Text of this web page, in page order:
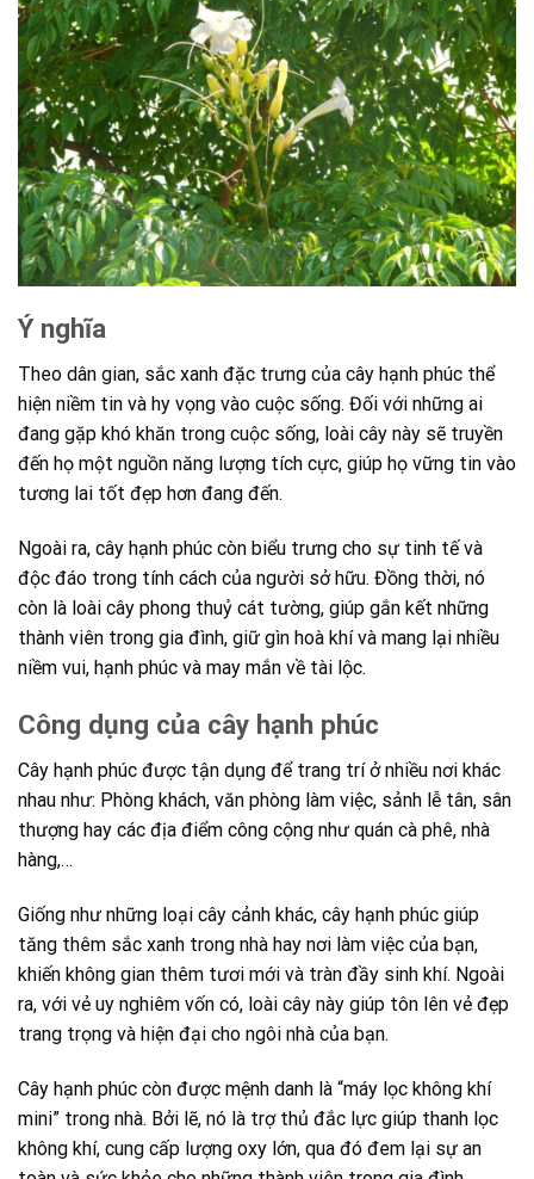
Ý nghĩa
Theo dân gian, sắc xanh đặc trưng của cây hạnh phúc thể
hiện niềm tin và hy vọng vào cuộc sống. Đối với những ai
đang gặp khó khăn trong cuộc sống, loài cây này sẽ truyền
đến họ một nguồn năng lượng tích cực, giúp họ vững tin vào
tương lai tốt đẹp hơn đang đến.
Ngoài ra, cây hạnh phúc còn biểu trưng cho sự tinh tế và
độc đáo trong tính cách của người sở hữu. Đồng thời, nó
còn là loài cây phong thuỷ cát tường, giúp gắn kết những
thành viên trong gia đình, giữ gìn hoà khí và mang lại nhiều
niềm vui, hạnh phúc và may mắn về tài lộc.
Công dụng của cây hạnh phúc
Cây hạnh phúc được tận dụng để trang trí ở nhiều nơi khác
nhau như: Phòng khách, văn phòng làm việc, sảnh lễ tân, sân
thượng hay các địa điểm công cộng như quán cà phê, nhà
hàng,…
Giống như những loại cây cảnh khác, cây hạnh phúc giúp
tăng thêm sắc xanh trong nhà hay nơi làm việc của bạn,
khiến không gian thêm tươi mới và tràn đầy sinh khí. Ngoài
ra, với vẻ uy nghiêm vốn có, loài cây này giúp tôn lên vẻ đẹp
trang trọng và hiện đại cho ngôi nhà của bạn.
Cây hạnh phúc còn được mệnh danh là “máy lọc không khí
mini” trong nhà. Bởi lẽ, nó là trợ thủ đắc lực giúp thanh lọc
không khí, cung cấp lượng oxy lớn, qua đó đem lại sự an